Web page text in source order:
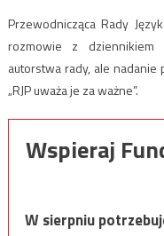
Przewodnicząca Rady
rozmowie z dziennikiem
autorstwa rady, ale nadanie
„RJP uważa je za ważne”.
Wspieraj
W sierpniu